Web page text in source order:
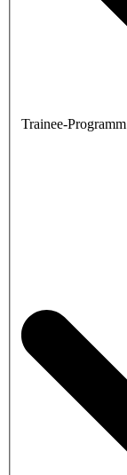
Trainee-Programm